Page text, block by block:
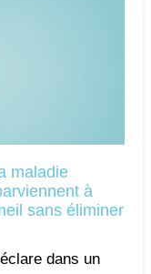
maladie
à
sans éliminer
dans un